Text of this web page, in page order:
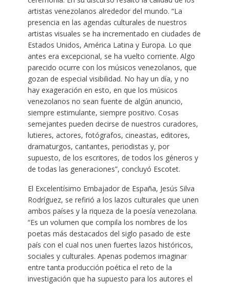
artistas venezolanos alrededor del mundo. “La
presencia en las agendas culturales de nuestros
artistas visuales se ha incrementado en ciudades de
Estados Unidos, América Latina y Europa. Lo que
antes era excepcional, se ha vuelto corriente. Algo
parecido ocurre con los músicos venezolanos, que
gozan de especial visibilidad. No hay un día, y no
hay exageración en esto, en que los músicos
venezolanos no sean fuente de algún anuncio,
siempre estimulante, siempre positivo. Cosas
semejantes pueden decirse de nuestros curadores,
lutieres, actores, fotógrafos, cineastas, editores,
dramaturgos, cantantes, periodistas y, por
supuesto, de los escritores, de todos los géneros y
de todas las generaciones”, concluyó Escotet.
El Excelentísimo Embajador de España, Jesús Silva
Rodríguez, se refirió a los lazos culturales que unen
ambos países y la riqueza de la poesía venezolana.
“Es un volumen que compila los nombres de los
poetas más destacados del siglo pasado de este
país con el cual nos unen fuertes lazos históricos,
sociales y culturales. Apenas podemos imaginar
entre tanta producción poética el reto de la
investigación que ha supuesto para los autores el